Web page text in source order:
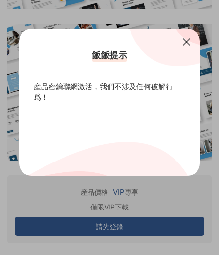
産品價格 VIP專享
僅限VIP下載
請先登錄
飯飯提示
産品密鑰聯網激活，我們不涉及任何破解行
爲！